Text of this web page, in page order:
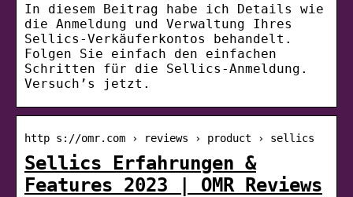
In diesem Beitrag habe ich Details wie
die Anmeldung und Verwaltung Ihres
Sellics-Verkäuferkontos behandelt.
Folgen Sie einfach den einfachen
Schritten für die Sellics-Anmeldung.
Versuch’s jetzt.
http s://omr.com › reviews › product › sellics
Sellics Erfahrungen &
Features 2023 | OMR Reviews